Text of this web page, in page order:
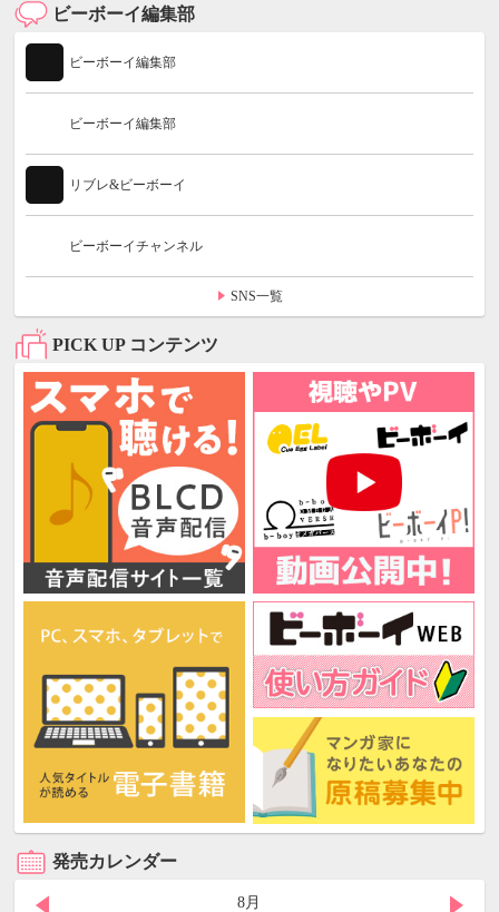
ビーボーイ編集部
ビーボーイ編集部
ビーボーイ編集部
リブレ&ビーボーイ
ビーボーイチャンネル
SNS一覧
PICK UP コンテンツ
発売カレンダー
8月